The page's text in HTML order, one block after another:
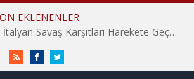
EKLENENLER
Hiroşima’nın 81. Yılında İtalyan Savaş Karşıtları Harekete Geçti: “Hatırlamak yeterli değil”
RSS FacebookTwitter